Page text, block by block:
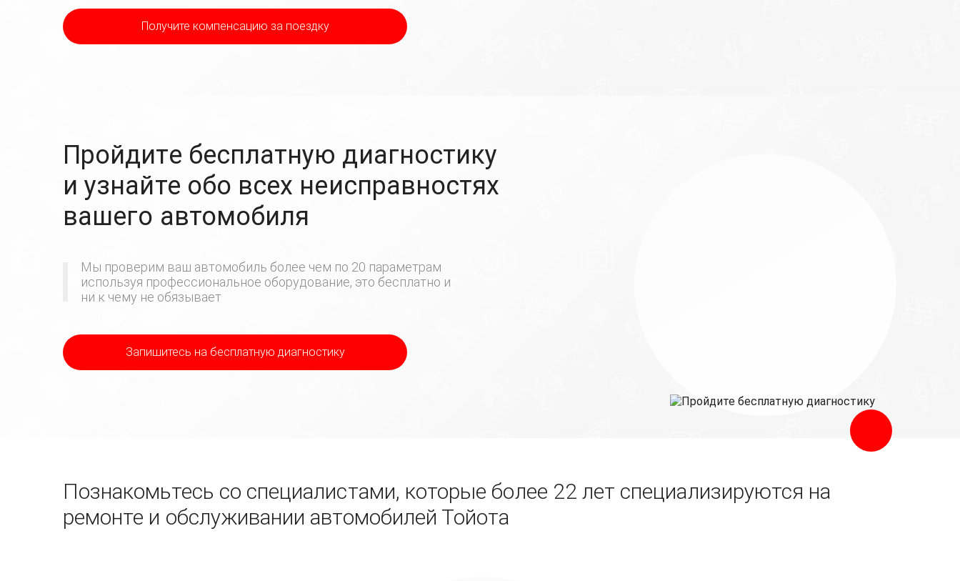
Получите компенсацию за поездку
Пройдите бесплатную диагностику
и узнайте обо всех неисправностях
вашего автомобиля
Мы проверим ваш автомобиль более чем по 20 параметрам
используя профессиональное оборудование, это бесплатно и
ни к чему не обязывает
Запишитесь на бесплатную диагностику
Познакомьтесь со специалистами, которые более 22 лет специализируются на
ремонте и обслуживании автомобилей Тойота